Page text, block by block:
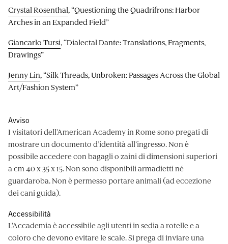
Crystal Rosenthal, “Questioning the Quadrifrons: Harbor
Arches in an Expanded Field”
Giancarlo Tursi, “Dialectal Dante: Translations, Fragments,
Drawings”
Jenny Lin, “Silk Threads, Unbroken: Passages Across the Global
Art/Fashion System”
Avviso
I visitatori dell’American Academy in Rome sono pregati di
mostrare un documento d’identità all’ingresso. Non è
possibile accedere con bagagli o zaini di dimensioni superiori
a cm 40 x 35 x 15. Non sono disponibili armadietti né
guardaroba. Non è permesso portare animali (ad eccezione
dei cani guida).
Accessibilità
L’Accademia è accessibile agli utenti in sedia a rotelle e a
coloro che devono evitare le scale. Si prega di inviare una